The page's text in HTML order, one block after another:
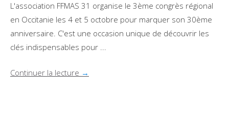
L'association FFMAS 31 organise le 3ème congrès régional
en Occitanie les 4 et 5 octobre pour marquer son 30ème
anniversaire. C'est une occasion unique de découvrir les
clés indispensables pour ...
Continuer la lecture →